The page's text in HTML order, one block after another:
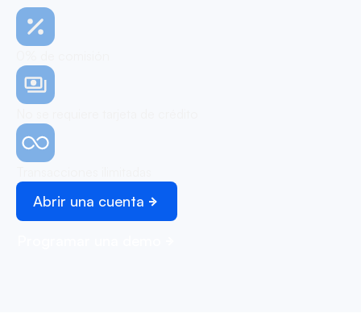
Abrir una cuenta